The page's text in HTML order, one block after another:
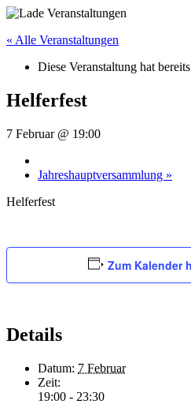
Zum
springen
« Alle Veranstaltungen
Diese Veranstaltung hat
Helferfest
7 Februar @ 19:00
Jahreshauptversammlung »
Helferfest
Zum Kalender
Details
Datum: 7 Februar
Zeit:
19:00 - 23:30